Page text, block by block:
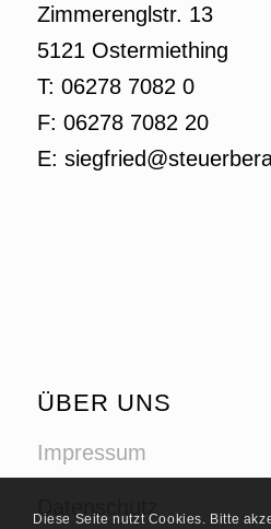
Zimmerenglstr. 13
5121 Ostermiething
T: 06278 7082 0
F: 06278 7082 20
E:
ÜBER UNS
Impressum
Diese Seite nutzt Cookies. Bitte